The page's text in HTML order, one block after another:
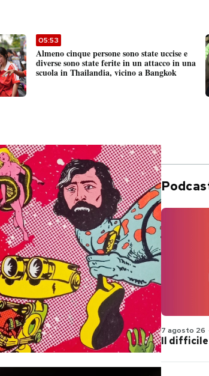
05:53
Almeno cinque persone sono state uccise e
diverse sono state ferite in un attacco in una
scuola in Thailandia, vicino a Bangkok
7 agosto 26
Il difficile